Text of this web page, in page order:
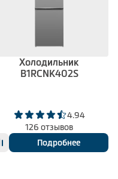
Холодильник
B1RCNK402S
4.94
126 отзывов
Подробнее